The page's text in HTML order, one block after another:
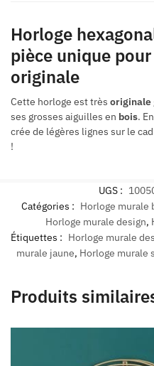
Horloge
pièce unique
originale
Cette horloge est très originale
ses grosses aiguilles en bois.
crée de légères lignes sur le
!
UGS :
Catégories : Horloge murale
Horloge murale design,
Étiquettes : Horloge murale
murale jaune, Horloge murale
Produits